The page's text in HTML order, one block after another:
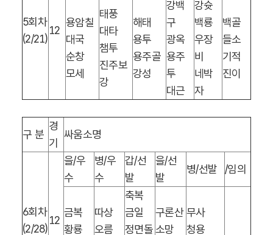
5회차
(2/21)
12
용암칠
대국
순창
모세
태풍
대타
챔투
진주보
강
해태
용투
용주골
강성
강백
구
광옥
용주
투
대근
강슛
백룡
우장
비
네박
자
백골
들소
기적
진이
구 분
경
기
싸움소명
6회차
(2/28)
12
을/우
수
병/우
수
갑/선
발
을/선
발
병/선발 /임의
금복
황룡
따상
오름
축복
금일
정면돌
구론산
소망
무사
청용